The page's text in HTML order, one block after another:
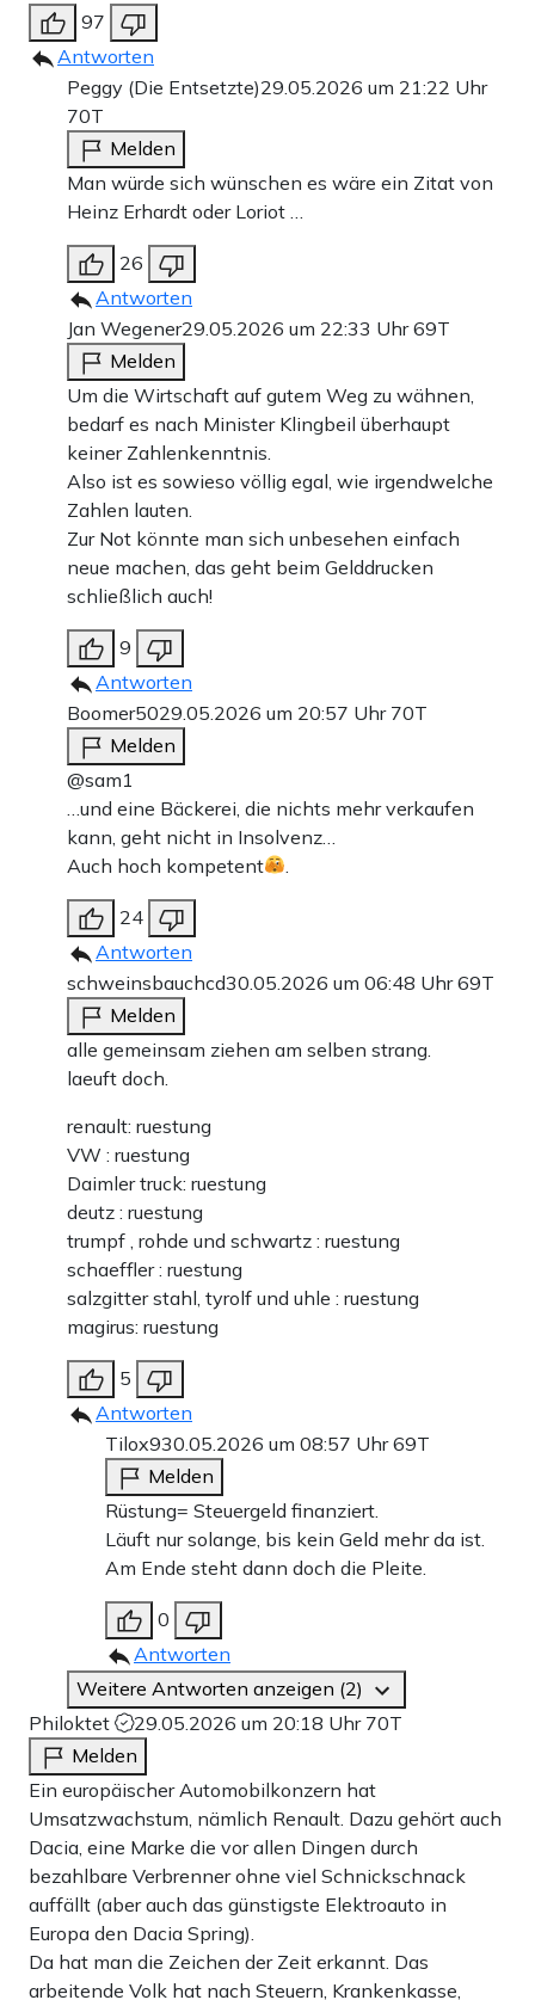
97
Antworten
Peggy (Die Entsetzte)29.05.2026 um 21:22 Uhr
70T
Melden
Man würde sich wünschen es wäre ein Zitat von
Heinz Erhardt oder Loriot …
26
Antworten
Jan Wegener29.05.2026 um 22:33 Uhr69T
Melden
Um die Wirtschaft auf gutem Weg zu wähnen,
bedarf es nach Minister Klingbeil überhaupt
keiner Zahlenkenntnis.
Also ist es sowieso völlig egal, wie irgendwelche
Zahlen lauten.
Zur Not könnte man sich unbesehen einfach
neue machen, das geht beim Gelddrucken
schließlich auch!
9
Antworten
Boomer5029.05.2026 um 20:57 Uhr 70T
Melden
@sam1
…und eine Bäckerei, die nichts mehr verkaufen
kann, geht nicht in Insolvenz…
Auch hoch kompetent
24
Antworten
schweinsbauchcd30.05.2026 um 06:48 Uhr69T
Melden
alle gemeinsam ziehen am selben strang.
laeuft doch.
renault: ruestung
VW : ruestung
Daimler truck: ruestung
deutz : ruestung
trumpf , rohde und schwartz : ruestung
schaeffler : ruestung
salzgitter stahl, tyrolf und uhle : ruestung
magirus: ruestung
5
Antworten
Tilox930.05.2026 um 08:57 Uhr69T
Melden
Rüstung= Steuergeld finanziert.
Läuft nur solange, bis kein Geld mehr da ist.
Am Ende steht dann doch die Pleite.
0
Antworten
Weitere Antworten anzeigen (2)
Philoktet
29.05.2026 um 20:18 Uhr 70T
Melden
Ein europäischer Automobilkonzern hat
Umsatzwachstum, nämlich Renault. Dazu gehört auch
Dacia, eine Marke die vor allen Dingen durch
bezahlbare Verbrenner ohne viel Schnickschnack
auffällt (aber auch das günstigste Elektroauto in
Europa den Dacia Spring).
Da hat man die Zeichen der Zeit erkannt. Das
arbeitende Volk hat nach Steuern, Krankenkasse,